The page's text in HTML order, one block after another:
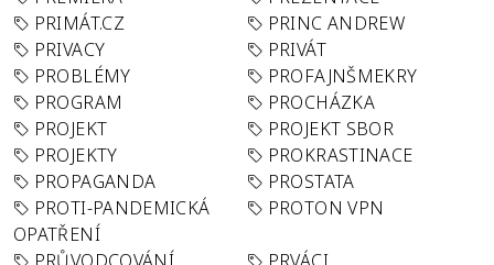
PRIMÁT.CZ
PRINC ANDREW
PRIVACY
PRIVÁT
PROBLÉMY
PROFAJNŠMEKRY
PROGRAM
PROCHÁZKA
PROJEKT
PROJEKT SBOR
PROJEKTY
PROKRASTINACE
PROPAGANDA
PROSTATA
PROTI-PANDEMICKÁ
OPATŘENÍ
PROTON VPN